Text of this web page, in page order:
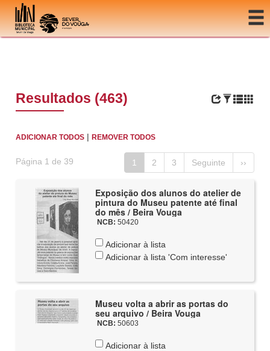
Ir para o conteúdo
Resultados (463)
ADICIONAR TODOS |REMOVER TODOS
Página 1 de 39 1 2 3 Seguinte ››
Exposição dos alunos do atelier de
pintura do Museu patente até final
do mês / Beira Vouga
NCB: 50420
Adicionar à lista
Adicionar à lista 'Com interesse'
Museu volta a abrir as portas do
seu arquivo / Beira Vouga
NCB: 50603
Adicionar à lista